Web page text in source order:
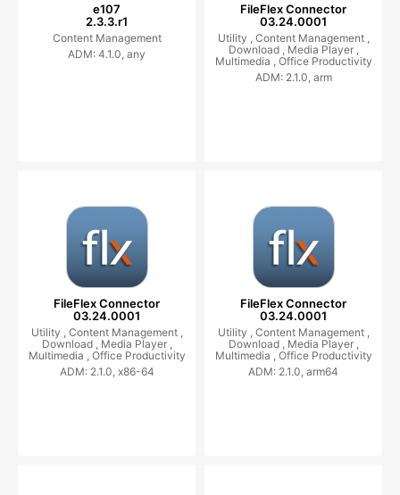
e107
2.3.3.r1
Content Management
ADM: 4.1.0, any
FileFlex Connector
03.24.0001
Utility , Content Management ,
Download , Media Player ,
Multimedia , Office Productivity
ADM: 2.1.0, arm
FileFlex Connector
03.24.0001
Utility , Content Management ,
Download , Media Player ,
Multimedia , Office Productivity
ADM: 2.1.0, x86-64
FileFlex Connector
03.24.0001
Utility , Content Management ,
Download , Media Player ,
Multimedia , Office Productivity
ADM: 2.1.0, arm64